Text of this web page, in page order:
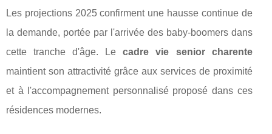
Les projections 2025 confirment une hausse continue de
la demande, portée par l'arrivée des baby-boomers dans
cette tranche d'âge. Lecadre vie senior charente
maintient son attractivité grâce aux services de proximité
et à l'accompagnement personnalisé proposé dans ces
résidences modernes.